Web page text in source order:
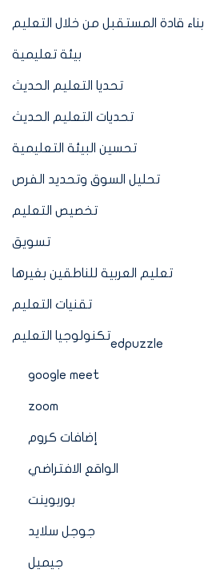
بناء قادة المستقبل من خلال التعليم
بيئة تعليمية
تحديا التعليم الحديث
تحديات التعليم الحديث
تحسين البيئة التعليمية
تحليل السوق وتحديد الفرص
تخصيص التعليم
تسويق
تعليم العربية للناطقين بغيرها
تقنيات التعليم
تكنولوجيا التعليم
edpuzzle
google meet
zoom
إضافات كروم
الواقع الافتراضي
بوربوينت
جوجل سلايد
جيميل